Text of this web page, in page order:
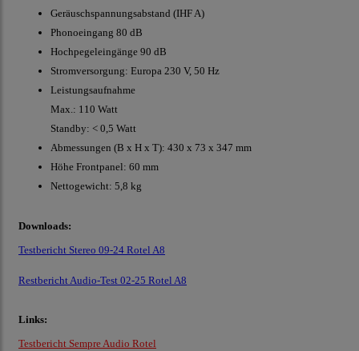
Geräuschspannungsabstand (IHF A)
Phonoeingang 80 dB
Hochpegeleingänge 90 dB
Stromversorgung: Europa 230 V, 50 Hz
Leistungsaufnahme
Max.: 110 Watt
Standby: < 0,5 Watt
Abmessungen (B x H x T): 430 x 73 x 347 mm
Höhe Frontpanel: 60 mm
Nettogewicht: 5,8 kg
Downloads:
Testbericht Stereo 09-24 Rotel A8
Restbericht Audio-Test 02-25 Rotel A8
Links:
Testbericht Sempre Audio Rotel